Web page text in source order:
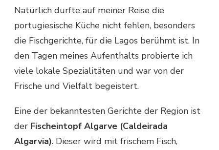
Natürlich durfte auf meiner Reise die
portugiesische Küche nicht fehlen, besonders
die Fischgerichte, für die Lagos berühmt ist. In
den Tagen meines Aufenthalts probierte ich
viele lokale Spezialitäten und war von der
Frische und Vielfalt begeistert.
Eine der bekanntesten Gerichte der Region ist
der Fischeintopf Algarve (Caldeirada
Algarvia). Dieser wird mit frischem Fisch,